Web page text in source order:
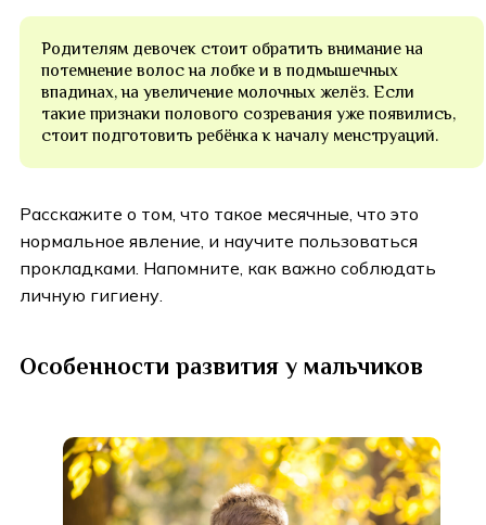
Родителям девочек стоит обратить внимание на
потемнение волос на лобке и в подмышечных
впадинах, на увеличение молочных желёз. Если
такие признаки полового созревания уже появились,
стоит подготовить ребёнка к началу менструаций.
Расскажите о том, что такое месячные, что это
нормальное явление, и научите пользоваться
прокладками. Напомните, как важно соблюдать
личную гигиену.
Особенности развития у мальчиков